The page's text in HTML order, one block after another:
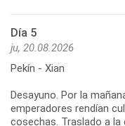
Día 5
ju, 20.08.2026
Pekín - Xian
Desayuno. Por la
emperadores rendían
cosechas. Traslado a